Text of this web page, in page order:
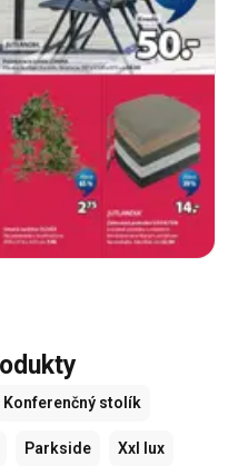
Konferenčný stolík
Parkside Xxl lux